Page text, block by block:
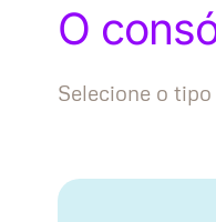
O
Selecione o